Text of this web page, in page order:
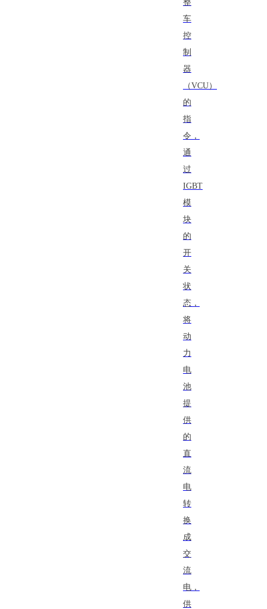
整
车
控
制
器
（VCU）
的
指
令，
通
过
IGBT
模
块
的
开
关
状
态，
将
动
力
电
池
提
供
的
直
流
电
转
换
成
交
流
电，
供